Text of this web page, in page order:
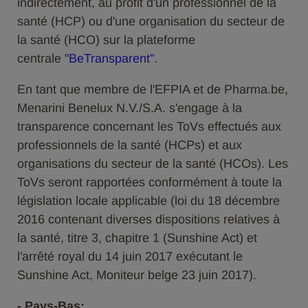
indirectement, au profit d'un professionnel de la
santé (HCP) ou d'une organisation du secteur de
la santé (HCO) sur la plateforme
centrale "BeTransparent".
En tant que membre de l'EFPIA et de Pharma.be,
Menarini Benelux N.V./S.A. s'engage à la
transparence concernant les ToVs effectués aux
professionnels de la santé (HCPs) et aux
organisations du secteur de la santé (HCOs). Les
ToVs seront rapportées conformément à toute la
législation locale applicable (loi du 18 décembre
2016 contenant diverses dispositions relatives à
la santé, titre 3, chapitre 1 (Sunshine Act) et
l'arrêté royal du 14 juin 2017 exécutant le
Sunshine Act, Moniteur belge 23 juin 2017).